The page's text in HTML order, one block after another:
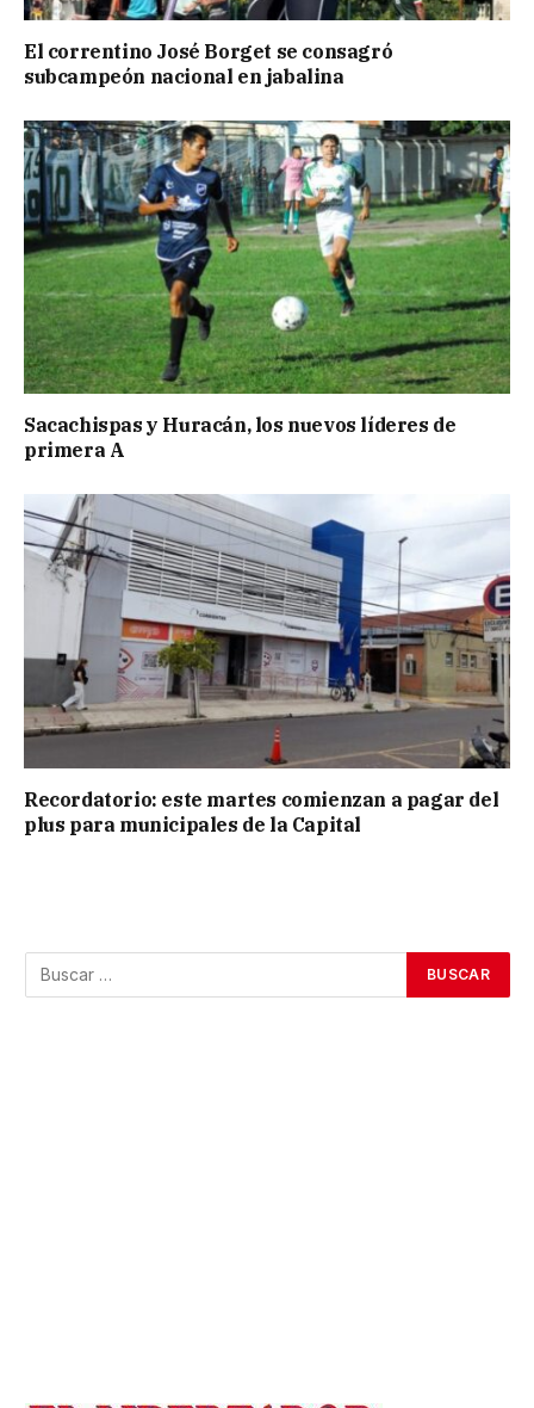
El correntino José Borget se consagró
subcampeón nacional en jabalina
Sacachispas y Huracán, los nuevos líderes de
primera A
Recordatorio: este martes comienzan a pagar del
plus para municipales de la Capital